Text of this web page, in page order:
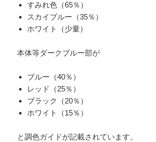
すみれ色（65％）
スカイブルー（35％）
ホワイト（少量）
本体等ダークブルー部が
ブルー（40％）
レッド（25％）
ブラック（20％）
ホワイト（15％）
と調色ガイドが記載されています。